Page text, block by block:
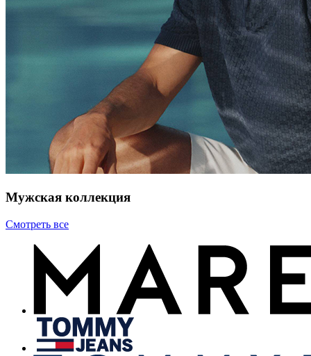
Мужская коллекция
Смотреть все